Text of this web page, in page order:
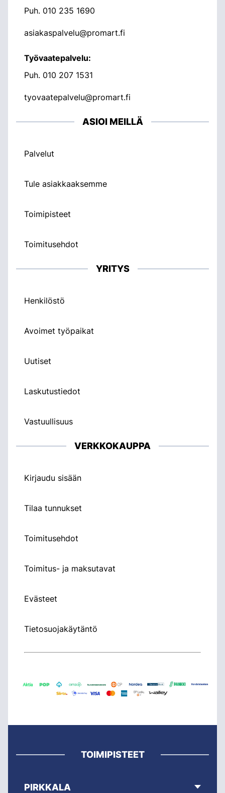
Puh. 010 235 1690
asiakaspalvelu@promart.fi
Työvaatepalvelu:
Puh. 010 207 1531
tyovaatepalvelu@promart.fi
ASIOI MEILLÄ
Palvelut
Tule asiakkaaksemme
Toimipisteet
Toimitusehdot
YRITYS
Henkilöstö
Avoimet työpaikat
Uutiset
Laskutustiedot
Vastuullisuus
VERKKOKAUPPA
Kirjaudu sisään
Tilaa tunnukset
Toimitusehdot
Toimitus- ja maksutavat
Evästeet
Tietosuojakäytäntö
TOIMIPISTEET
PIRKKALA